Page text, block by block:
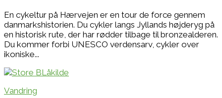
En cykeltur på Hærvejen er en tour de force gennem
danmarkshistorien. Du cykler langs Jyllands højderyg på
en historisk rute, der har rødder tilbage til bronzealderen.
Du kommer forbi UNESCO verdensarv, cykler over
ikoniske...
Vandring